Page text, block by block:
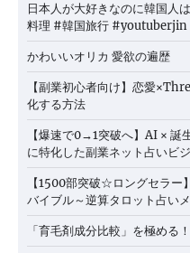
日本人が大好きなのに韓国
料理 #韓国旅行 #youtuberjin
かわいいオリカ 愛欲の遍歴
【副業初心者向け】恋愛
化する方法
【爆速で0→1突破へ】AI × 誕
に特化した副業ネット占いビ
【1500部突破☆ロングセラー
バイブル～逆算タロット占い
「育毛剤成分比較」を極める！